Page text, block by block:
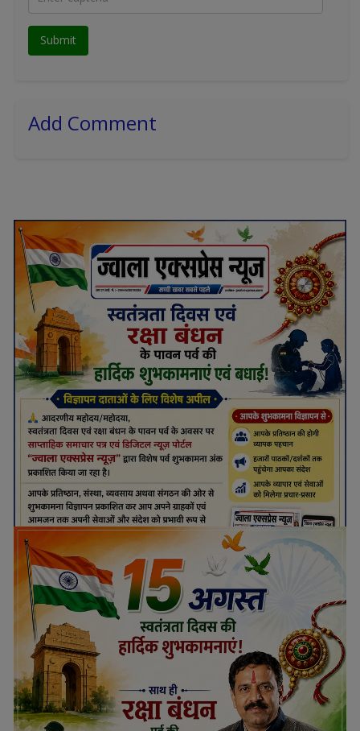
Add Comment